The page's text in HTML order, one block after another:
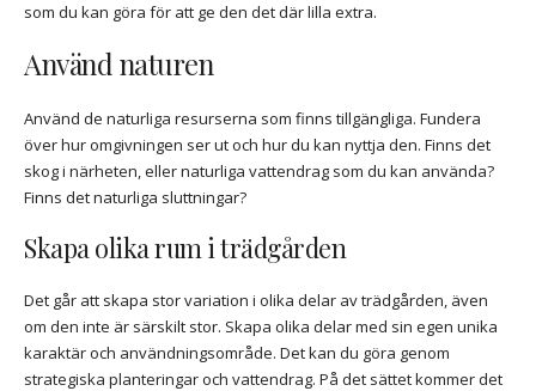
som du kan göra för att ge den det där lilla extra.
Använd naturen
Använd de naturliga resurserna som finns tillgängliga. Fundera
över hur omgivningen ser ut och hur du kan nyttja den. Finns det
skog i närheten, eller naturliga vattendrag som du kan använda?
Finns det naturliga sluttningar?
Skapa olika rum i trädgården
Det går att skapa stor variation i olika delar av trädgården, även
om den inte är särskilt stor. Skapa olika delar med sin egen unika
karaktär och användningsområde. Det kan du göra genom
strategiska planteringar och vattendrag. På det sättet kommer det